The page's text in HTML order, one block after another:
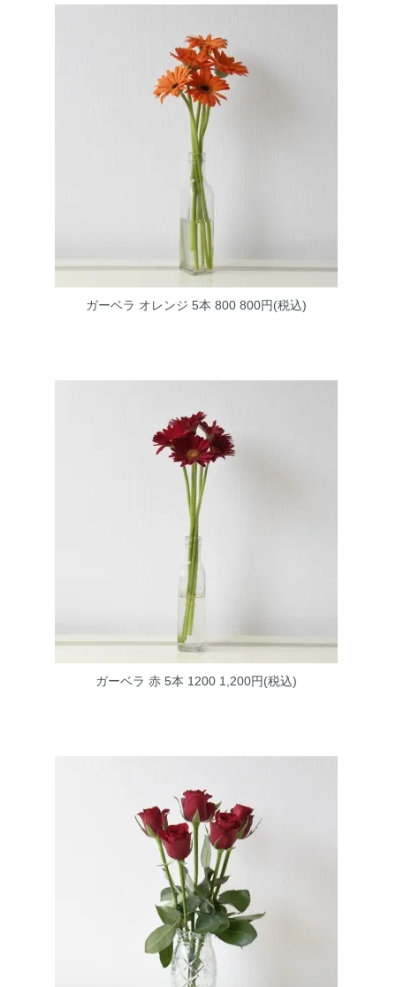
ガーベラ オレンジ 5本 800800円(税込)
ガーベラ 赤 5本 12001,200円(税込)